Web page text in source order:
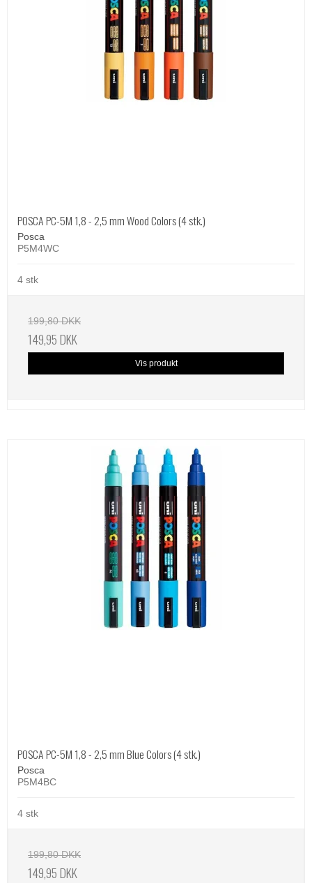
POSCA PC-5M 1,8 - 2,5 mm Wood Colors (4 stk.)
Posca
P5M4WC
4 stk
199,80 DKK
149,95 DKK
Vis produkt
POSCA PC-5M 1,8 - 2,5 mm Blue Colors (4 stk.)
Posca
P5M4BC
4 stk
199,80 DKK
149,95 DKK